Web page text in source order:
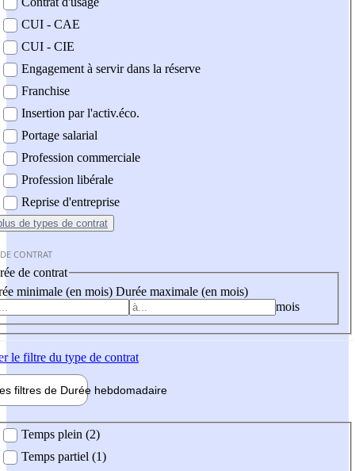
CUI - CAE
CUI - CIE
Engagement à servir dans la réserve
Franchise
Insertion par l'activ.éco.
Portage salarial
Profession commerciale
Profession libérale
Reprise d'entreprise
de types de contrat
CONTRAT
de contrat
minimale (en mois) Durée maximale (en mois)
mois
le filtre du type de contrat
filtres de Durée hebdomadaire
Temps plein (2)
Temps partiel (1)